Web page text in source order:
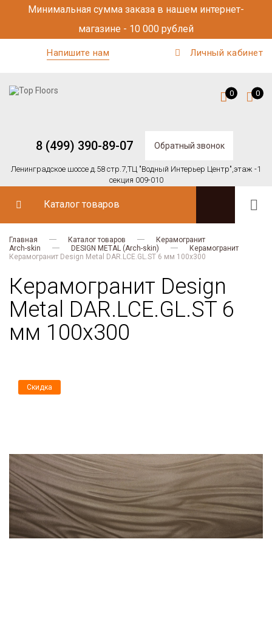
Минимальная сумма заказа в нашем интернет-
магазине - 10 000 рублей
Напишите нам Личный кабинет
8 (499) 390-89-07 Обратный звонок
Ленинградское шоссе д.58 стр.7,ТЦ "Водный Интерьер Центр",этаж -1
секция 009-010
0 0
Каталог товаров
Главная Каталог товаров
Керамогранит
Arch-skin
DESIGN METAL (Arch-skin)
Керамогранит
Керамогранит Design Metal DAR.LCE.GL.ST 6 мм 100х300
Керамогранит Design
Metal DAR.LCE.GL.ST 6
мм 100х300
Скидка